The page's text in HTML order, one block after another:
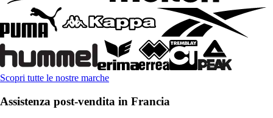
Scopri tutte le nostre marche
Assistenza post-vendita in Francia